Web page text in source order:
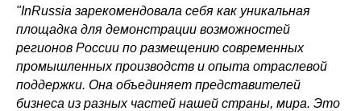
"InRussia зарекомендовала себя как уникальная
площадка для демонстрации возможностей
регионов России по размещению современных
промышленных производств и опыта отраслевой
поддержки. Она объединяет представителей
бизнеса из разных частей нашей страны, мира. Это